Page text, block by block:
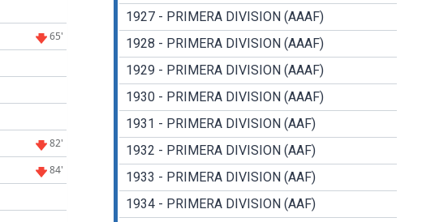
65'
82'
84'
1927 - PRIMERA DIVISION (AAAF)
1928 - PRIMERA DIVISION (AAAF)
1929 - PRIMERA DIVISION (AAAF)
1930 - PRIMERA DIVISION (AAAF)
1931 - PRIMERA DIVISION (AAF)
1932 - PRIMERA DIVISION (AAF)
1933 - PRIMERA DIVISION (AAF)
1934 - PRIMERA DIVISION (AAF)